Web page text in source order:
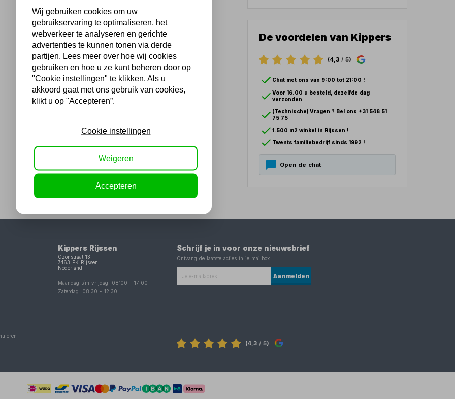
De voordelen van Kippers
(4,3/ 5)
Chat met ons van 9:00 tot 21:00 !
Voor 16.00 u besteld, dezelfde dag
verzonden
(Technische) Vragen ? Bel ons +31 548 51
75 75
1.500 m2 winkel in Rijssen !
Twents familiebedrijf sinds 1992 !
Open de chat
Kippers Rijssen
Ozonstraat 13
7463 PK
Rijssen
Nederland
Maandag t/m vrijdag: 08:00 -17:00
Zaterdag: 08:30 -12:30
Schrijf je in voor onze nieuwsbrief
Ontvang de laatste acties in je mailbox
Aanmelden
(4,3 / 5)
Wij gebruiken cookies om uw
gebruikservaring te optimaliseren, het
webverkeer te analyseren en gerichte
advertenties te kunnen tonen via derde
partijen. Lees meer over hoe wij cookies
gebruiken en hoe u ze kunt beheren door op
"Cookie instellingen" te klikken. Als u
akkoord gaat met ons gebruik van cookies,
klikt u op "Accepteren”.
Cookie instellingen
Weigeren
Accepteren